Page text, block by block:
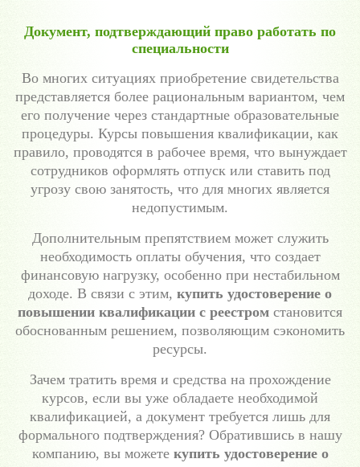
Документ, подтверждающий право работать по
специальности
Во многих ситуациях приобретение свидетельства
представляется более рациональным вариантом, чем
его получение через стандартные образовательные
процедуры. Курсы повышения квалификации, как
правило, проводятся в рабочее время, что вынуждает
сотрудников оформлять отпуск или ставить под
угрозу свою занятость, что для многих является
недопустимым.
Дополнительным препятствием может служить
необходимость оплаты обучения, что создает
финансовую нагрузку, особенно при нестабильном
доходе. В связи с этим, купить удостоверение о
повышении квалификации с реестром становится
обоснованным решением, позволяющим сэкономить
ресурсы.
Зачем тратить время и средства на прохождение
курсов, если вы уже обладаете необходимой
квалификацией, а документ требуется лишь для
формального подтверждения? Обратившись в нашу
компанию, вы можете купить удостоверение о